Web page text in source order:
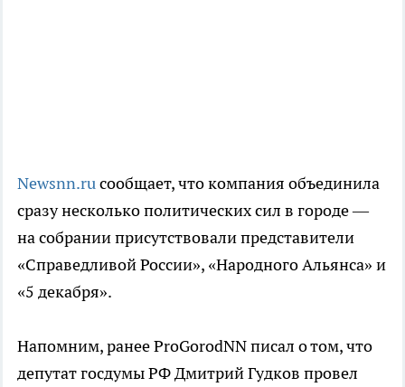
Newsnn.ruсообщает, что компания объединила
сразу несколько политических сил в городе —
на собрании присутствовали представители
«Справедливой России», «Народного Альянса» и
«5 декабря».
Напомним, ранее ProGorodNN писал о том, что
депутат госдумы РФ Дмитрий Гудков провел